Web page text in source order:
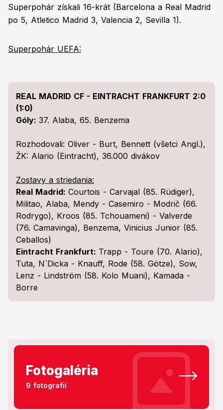
Superpohár získali 16-krát (Barcelona a Real Madrid
po 5, Atletico Madrid 3, Valencia 2, Sevilla 1).
Superpohár UEFA:
REAL MADRID CF - EINTRACHT FRANKFURT 2:0
(1:0)
Góly: 37. Alaba, 65. Benzema
Rozhodovali: Oliver - Burt, Bennett (všetci Angl.),
ŽK: Alario (Eintracht), 36.000 divákov
Zostavy a striedania:
Real Madrid: Courtois - Carvajal (85. Rüdiger),
Militao, Alaba, Mendy - Casemiro - Modrič (66.
Rodrygo), Kroos (85. Tchouameni) - Valverde
(76. Camavinga), Benzema, Vinicius Junior (85.
Ceballos)
Eintracht Frankfurt: Trapp - Toure (70. Alario),
Tuta, N´Dicka - Knauff, Rode (58. Götze), Sow,
Lenz - Lindström (58. Kolo Muani), Kamada -
Borre
Fotogaléria
9 fotografií